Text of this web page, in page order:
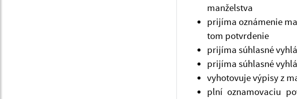
manželstva
prijíma oznámenie
tom potvrdenie
prijíma súhlasné
prijíma súhlasné
vyhotovuje výpisy z
plní oznamovaciu